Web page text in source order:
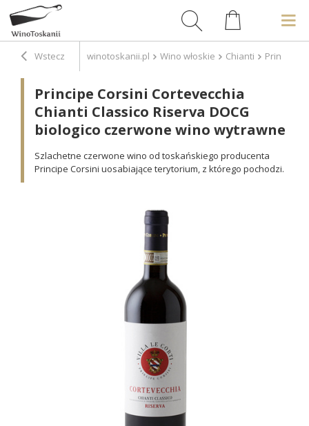
Wstecz winotoskanii.pl Wino włoskie Chianti Principe
Principe Corsini Cortevecchia
Chianti Classico Riserva DOCG
biologico czerwone wino wytrawne
Szlachetne czerwone wino od toskańskiego producenta
Principe Corsini uosabiające terytorium, z którego pochodzi.